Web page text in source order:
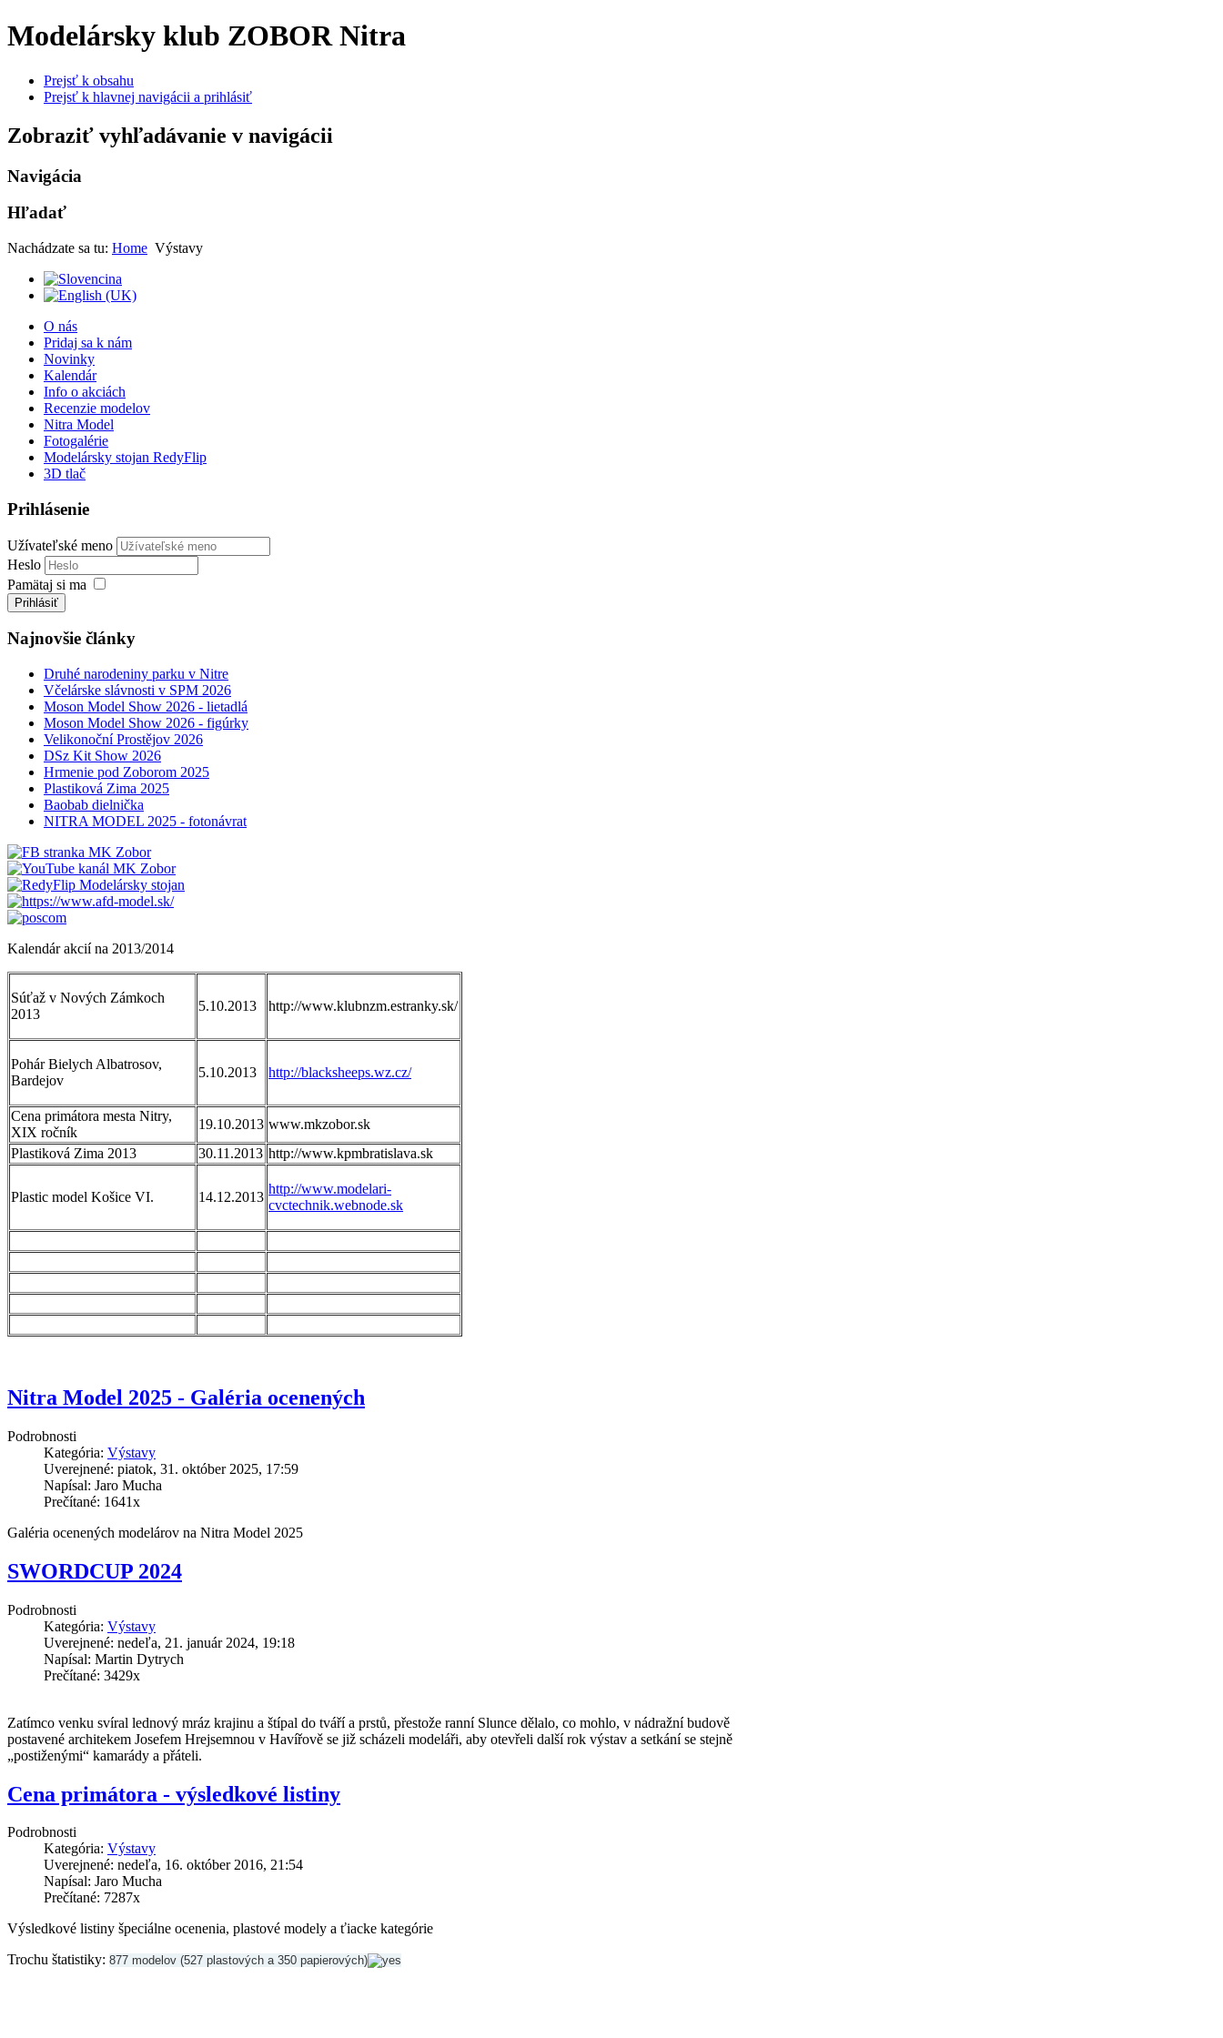
Modelársky klub ZOBOR Nitra
Prejsť k obsahu
Prejsť k hlavnej navigácii a prihlásiť
Zobraziť vyhľadávanie v navigácii
Navigácia
Hľadať
Nachádzate sa tu: Home Výstavy
O nás
Pridaj sa k nám
Novinky
Kalendár
Info o akciách
Recenzie modelov
Nitra Model
Fotogalérie
Modelársky stojan RedyFlip
3D tlač
Prihlásenie
Užívateľské meno
Heslo
Pamätaj si ma
Prihlásiť
Najnovšie články
Druhé narodeniny parku v Nitre
Včelárske slávnosti v SPM 2026
Moson Model Show 2026 - lietadlá
Moson Model Show 2026 - figúrky
Velikonoční Prostějov 2026
DSz Kit Show 2026
Hrmenie pod Zoborom 2025
Plastiková Zima 2025
Baobab dielnička
NITRA MODEL 2025 - fotonávrat
Kalendár akcií na 2013/2014
Súťaž v Nových Zámkoch
2013
5.10.2013 http://www.klubnzm.estranky.sk/
Pohár Bielych Albatrosov,
Bardejov
5.10.2013 http://blacksheeps.wz.cz/
Cena primátora mesta Nitry,
XIX ročník
19.10.2013 www.mkzobor.sk
Plastiková Zima 2013
30.11.2013 http://www.kpmbratislava.sk
Plastic model Košice VI. 14.12.2013
http://www.modelari-
cvctechnik.webnode.sk
Nitra Model 2025 - Galéria ocenených
Podrobnosti
Kategória: Výstavy
Uverejnené: piatok, 31. október 2025, 17:59
Napísal: Jaro Mucha
Prečítané: 1641x
Galéria ocenených modelárov na Nitra Model 2025
SWORDCUP 2024
Podrobnosti
Kategória: Výstavy
Uverejnené: nedeľa, 21. január 2024, 19:18
Napísal: Martin Dytrych
Prečítané: 3429x
Zatímco venku svíral lednový mráz krajinu a štípal do tváří a prstů, přestože ranní Slunce dělalo, co mohlo, v nádražní budově
postavené architekem Josefem Hrejsemnou v Havířově se již scházeli modeláři, aby otevřeli další rok výstav a setkání se stejně
„postiženými“ kamarády a přáteli.
Cena primátora - výsledkové listiny
Podrobnosti
Kategória: Výstavy
Uverejnené: nedeľa, 16. október 2016, 21:54
Napísal: Jaro Mucha
Prečítané: 7287x
Výsledkové listiny špeciálne ocenenia, plastové modely a ťiacke kategórie
Trochu štatistiky: 877 modelov (527 plastových a 350 papierových)